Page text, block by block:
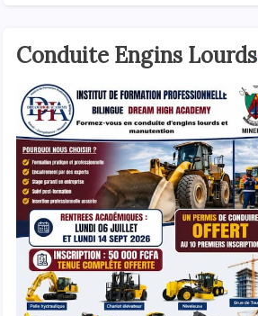
Conduite Engins Lourds